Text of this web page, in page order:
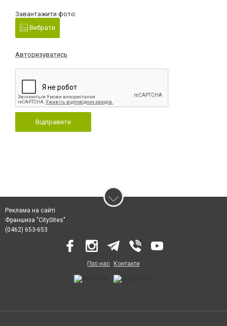
Завантажити фото:
Вибрати
Авторизуватись
Відправити
Реклама на сайті
Франшиза "CitySites"
(0462) 653-653
Про нас Контакти